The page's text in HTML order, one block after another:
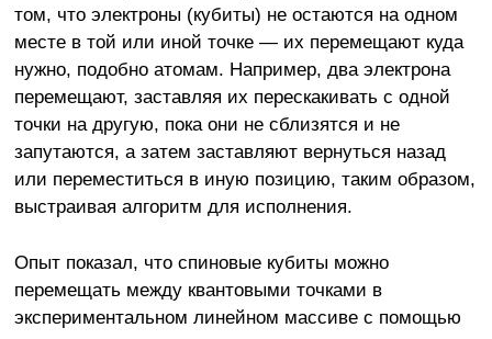
том, что электроны (кубиты) не остаются на одном
месте в той или иной точке — их перемещают куда
нужно, подобно атомам. Например, два электрона
перемещают, заставляя их перескакивать с одной
точки на другую, пока они не сблизятся и не
запутаются, а затем заставляют вернуться назад
или переместиться в иную позицию, таким образом,
выстраивая алгоритм для исполнения.
Опыт показал, что спиновые кубиты можно
перемещать между квантовыми точками в
экспериментальном линейном массиве с помощью